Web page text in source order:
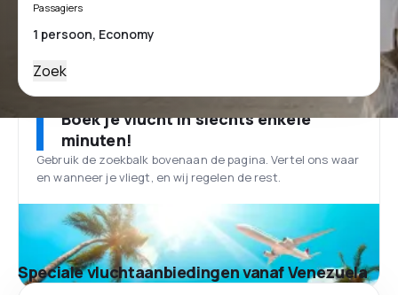
Passagiers
Zoek
Boek je vlucht in slechts enkele
minuten!
Gebruik de zoekbalk bovenaan de pagina. Vertel ons waar
en wanneer je vliegt, en wij regelen de rest.
Speciale vluchtaanbiedingen vanaf Venezuela